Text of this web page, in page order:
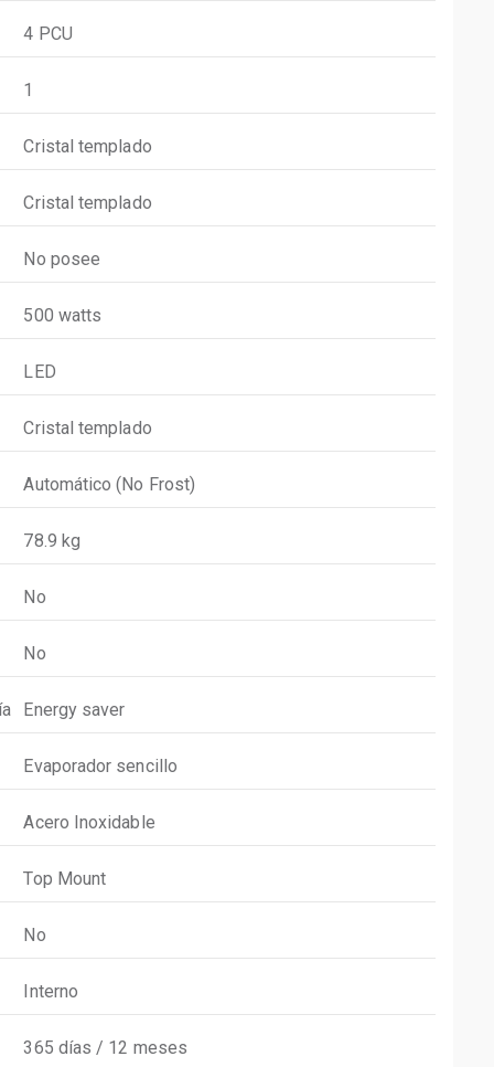
4 PCU
1
Cristal templado
Cristal templado
No posee
500 watts
LED
Cristal templado
Automático (No Frost)
78.9 kg
No
No
Energy saver
Evaporador sencillo
Acero Inoxidable
Top Mount
No
Interno
365 días / 12 meses